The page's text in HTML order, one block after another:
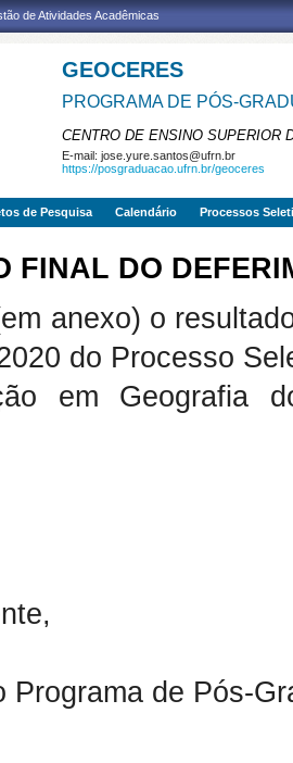
de Atividades Acadêmicas
GEOCERES
PROGRAMA DE PÓS-
CENTRO DE ENSINO SUPERIOR
E-mail: jose.yure.santos@ufrn.br
https://posgraduacao.ufrn.br/geoceres
de Pesquisa Calendário Processos
FINAL DO
anexo) o
do Processo
em Geografia
Programa de Pós-